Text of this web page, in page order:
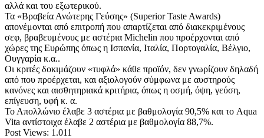
αλλά και του εξωτερικού.
Τα «Βραβεία Ανώτερης Γεύσης» (Superior Taste Awards)
απονέμονται από επιτροπή που απαρτίζεται από διακεκριμένους
σεφ, βραβευμένους με αστέρια Michelin που προέρχονται από
χώρες της Ευρώπης όπως η Ισπανία, Ιταλία, Πορτογαλία, Βέλγιο,
Ουγγαρία κ.α..
Οι κριτές δοκιμάζουν «τυφλά» κάθε προϊόν, δεν γνωρίζουν δηλαδή
από που προέρχεται, και αξιολογούν σύμφωνα με αυστηρούς
κανόνες και αισθητηριακά κριτήρια, όπως η οσμή, όψη, γεύση,
επίγευση, υφή κ. α.
Το Απολλώνιο έλαβε 3 αστέρια με βαθμολογία 90,5% και το Aqua
Vita αντίστοιχα έλαβε 2 αστέρια με βαθμολογία 88,7%.
Post Views: 1.011